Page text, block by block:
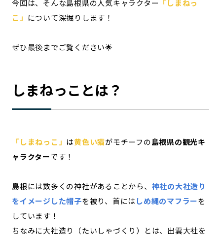
今回は、そんな島根県の人気キャラクター 「しまねっ
こ」 について深掘りします！
ぜひ最後までご覧ください🌟
しまねっことは？
「しまねっこ」 は黄色い猫がモチーフの島根県の観光キ
ャラクターです！
島根には数多くの神社があることから、 神社の大社造り
をイメージした帽子を被り、首には しめ縄のマフラーを
しています！
ちなみに大社造り（たいしゃづくり）とは、出雲大社を